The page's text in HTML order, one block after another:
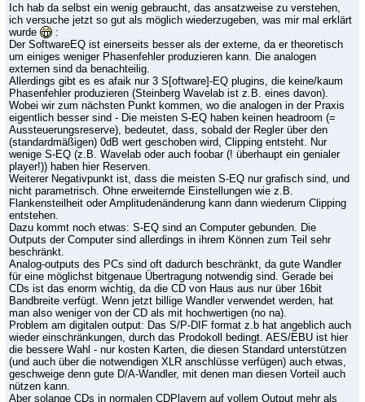
Ich hab da selbst ein wenig gebraucht, das ansatzweise zu verstehen,
ich versuche jetzt so gut als möglich wiederzugeben, was mir mal erklärt
wurde
:
Der SoftwareEQ ist einerseits besser als der externe, da er theoretisch
um einiges weniger Phasenfehler produzieren kann. Die analogen
externen sind da benachteilig.
Allerdings gibt es es afaik nur 3 S[oftware]-EQ plugins, die keine/kaum
Phasenfehler produzieren (Steinberg Wavelab ist z.B. eines davon).
Wobei wir zum nächsten Punkt kommen, wo die analogen in der Praxis
eigentlich besser sind - Die meisten S-EQ haben keinen headroom (=
Aussteuerungsreserve), bedeutet, dass, sobald der Regler über den
(standardmäßigen) 0dB wert geschoben wird, Clipping entsteht. Nur
wenige S-EQ (z.B. Wavelab oder auch foobar (! überhaupt ein genialer
player!)) haben hier Reserven.
Weiterer Negativpunkt ist, dass die meisten S-EQ nur grafisch sind, und
nicht parametrisch. Ohne erweiternde Einstellungen wie z.B.
Flankensteilheit oder Amplitudenänderung kann dann wiederum Clipping
entstehen.
Dazu kommt noch etwas: S-EQ sind an Computer gebunden. Die
Outputs der Computer sind allerdings in ihrem Können zum Teil sehr
beschränkt.
Analog-outputs des PCs sind oft dadurch beschränkt, da gute Wandler
für eine möglichst bitgenaue Übertragung notwendig sind. Gerade bei
CDs ist das enorm wichtig, da die CD von Haus aus nur über 16bit
Bandbreite verfügt. Wenn jetzt billige Wandler verwendet werden, hat
man also weniger von der CD als mit hochwertigen (no na).
Problem am digitalen output: Das S/P-DIF format z.b hat angeblich auch
wieder einschränkungen, durch das Prodokoll bedingt. AES/EBU ist hier
die bessere Wahl - nur kosten Karten, die diesen Standard unterstützen
(und auch über die notwendigen XLR anschlüsse verfügen) auch etwas,
geschweige denn gute D/A-Wandler, mit denen man diesen Vorteil auch
nützen kann.
Aber solange CDs in normalen CDPlayern auf vollem Output mehr als